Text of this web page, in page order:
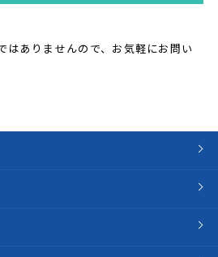
ありませんので、お気軽にお問い